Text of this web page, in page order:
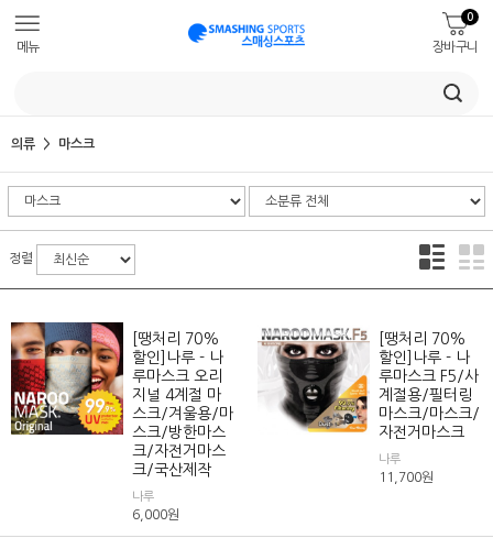
메뉴 장바구니
0
의류 마스크
정렬
[땡처리 70%
할인]나루 - 나
루마스크 오리
지널 4계절 마
스크/겨울용/마
스크/방한마스
크/자전거마스
크/국산제작
나루
6,000원
[땡처리 70%
할인]나루 - 나
루마스크 F5/사
계절용/필터링
마스크/마스크/
자전거마스크
나루
11,700원